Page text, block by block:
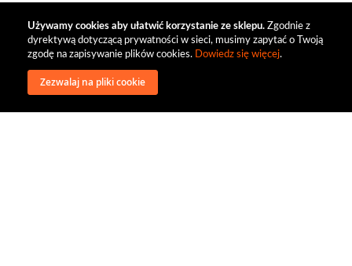
Używamy cookies aby ułatwić korzystanie ze sklepu. Zgodnie z
dyrektywą dotyczącą prywatności w sieci, musimy zapytać o Twoją
zgodę na zapisywanie plików cookies. Dowiedz się więcej.
Zezwalaj na pliki cookie